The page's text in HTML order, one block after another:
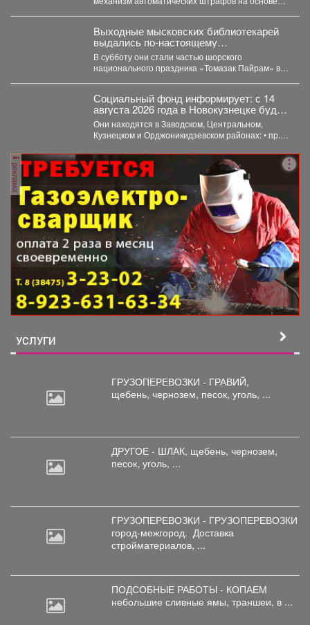
Выходные мысковских библиотекарей
выдались по-настоящему
насыщенными, яркими и этническими!
В субботу они стали частью шорского
национального праздника «Томазак Пайрам» в
Социальный фонд информирует: с 14
августа 2026 года в Новокузнецке будут
работать пять клиентских служб, куда
можно обратиться за услугами или
консультацией.
Они находятся в Заводском, Центральном,
Кузнецком и Орджоникидзевском районах: • пр.
реклама
УСЛУГИ
ГРУЗОПЕРЕВОЗКИ - ГРАВИЙ,
щебень, чернозем, песок, уголь, ...
ДРУГОЕ - ШЛАК, щебень, чернозем,
песок, уголь, ...
ГРУЗОПЕРЕВОЗКИ - ГРУЗОПЕРЕВОЗКИ
город-межгород. Доставка
стройматериалов, ...
ПОДСОБНЫЕ РАБОТЫ - КОПАЕМ
небольшие сливные ямы, траншеи, в ...